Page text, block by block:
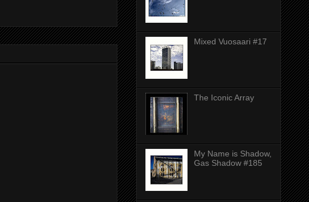
Mixed Vuosaari #17
The Iconic Array
My Name is Shadow,
Gas Shadow #185